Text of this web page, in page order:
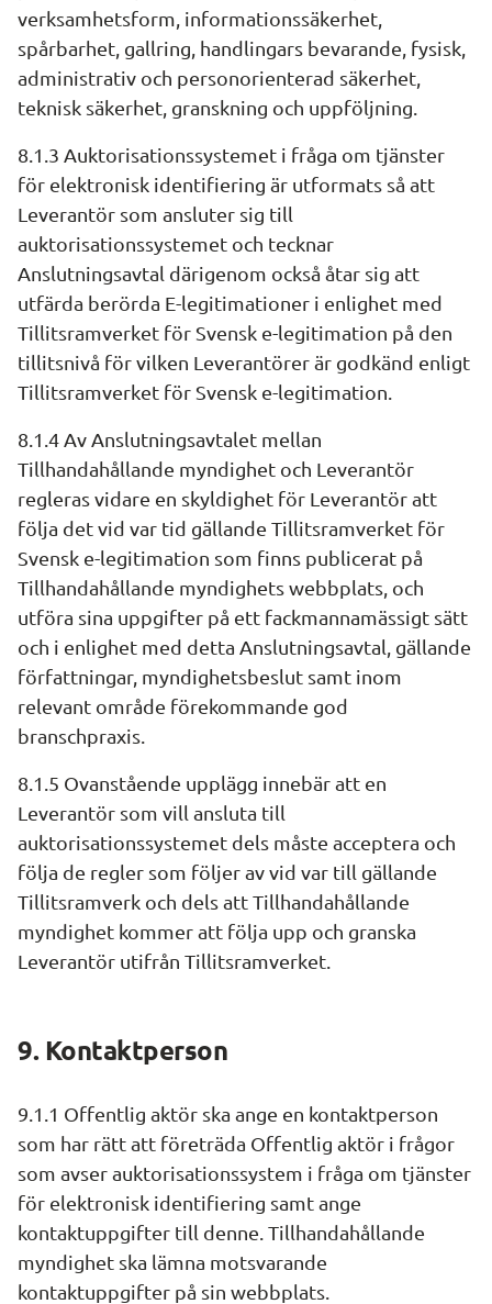
verksamhetsform, informationssäkerhet,
spårbarhet, gallring, handlingars bevarande, fysisk,
administrativ och personorienterad säkerhet,
teknisk säkerhet, granskning och uppföljning.
8.1.3 Auktorisationssystemet i fråga om tjänster
för elektronisk identifiering är utformats så att
Leverantör som ansluter sig till
auktorisationssystemet och tecknar
Anslutningsavtal därigenom också åtar sig att
utfärda berörda E-legitimationer i enlighet med
Tillitsramverket för Svensk e-legitimation på den
tillitsnivå för vilken Leverantörer är godkänd enligt
Tillitsramverket för Svensk e-legitimation.
8.1.4 Av Anslutningsavtalet mellan
Tillhandahållande myndighet och Leverantör
regleras vidare en skyldighet för Leverantör att
följa det vid var tid gällande Tillitsramverket för
Svensk e-legitimation som finns publicerat på
Tillhandahållande myndighets webbplats, och
utföra sina uppgifter på ett fackmannamässigt sätt
och i enlighet med detta Anslutningsavtal, gällande
författningar, myndighetsbeslut samt inom
relevant område förekommande god
branschpraxis.
8.1.5 Ovanstående upplägg innebär att en
Leverantör som vill ansluta till
auktorisationssystemet dels måste acceptera och
följa de regler som följer av vid var till gällande
Tillitsramverk och dels att Tillhandahållande
myndighet kommer att följa upp och granska
Leverantör utifrån Tillitsramverket.
9. Kontaktperson
9.1.1 Offentlig aktör ska ange en kontaktperson
som har rätt att företräda Offentlig aktör i frågor
som avser auktorisationssystem i fråga om tjänster
för elektronisk identifiering samt ange
kontaktuppgifter till denne. Tillhandahållande
myndighet ska lämna motsvarande
kontaktuppgifter på sin webbplats.